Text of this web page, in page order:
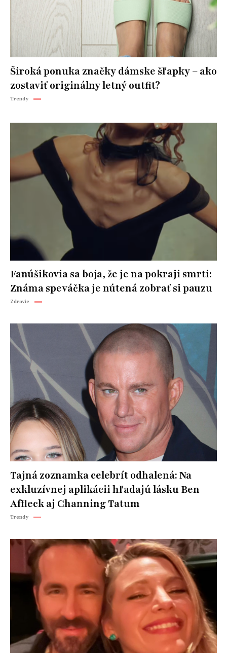
Široká ponuka značky dámske šľapky – ako
zostaviť originálny letný outfit?
Trendy
Fanúšikovia sa boja, že je na pokraji smrti:
Známa speváčka je nútená zobrať si pauzu
Zdravie
Tajná zoznamka celebrít odhalená: Na
exkluzívnej aplikácii hľadajú lásku Ben
Affleck aj Channing Tatum
Trendy